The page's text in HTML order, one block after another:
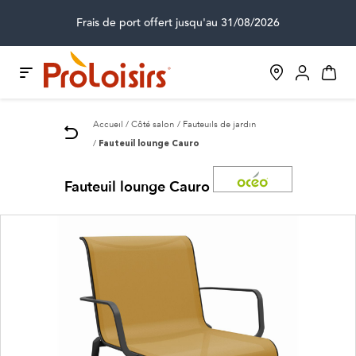
Frais de port offert jusqu'au 31/08/2026
Accueil Côté salon Fauteuils de jardin
Fauteuil lounge Cauro
Fauteuil lounge Cauro